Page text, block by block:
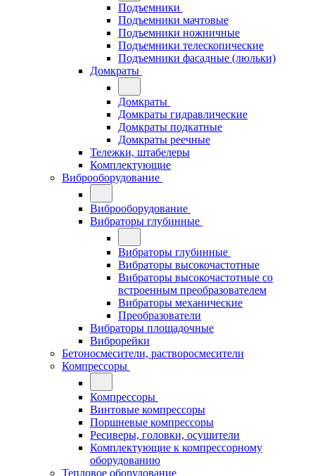
Подъемники
Подъемники мачтовые
Подъемники ножничные
Подъемники телескопические
Подъемники фасадные (люльки)
Домкраты
Домкраты
Домкраты гидравлические
Домкраты подкатные
Домкраты реечные
Тележки, штабелеры
Комплектующие
Виброоборудование
Виброоборудование
Вибраторы глубинные
Вибраторы глубинные
Вибраторы высокочастотные
Вибраторы высокочастотные со
встроенным преобразователем
Вибраторы механические
Преобразователи
Вибраторы площадочные
Виброрейки
Бетоносмесители, растворосмесители
Компрессоры
Компрессоры
Винтовые компрессоры
Поршневые компрессоры
Ресиверы, головки, осушители
Комплектующие к компрессорному
оборудованию
Тепловое оборудование